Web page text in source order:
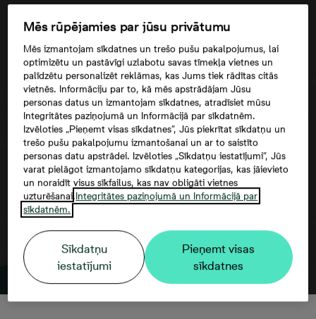
Google maps trešās puses datu
izmantošana
Mēs rūpējamies par jūsu privātumu
Mēs izmantojam sīkdatnes un trešo pušu pakalpojumus, lai
optimizētu un pastāvīgi uzlabotu savas tīmekļa vietnes un
palīdzētu personalizēt reklāmas, kas Jums tiek rādītas citās
vietnēs. Informāciju par to, kā mēs apstrādājam Jūsu
personas datus un izmantojam sīkdatnes, atradīsiet mūsu
Integritātes paziņojumā un Informācijā par sīkdatnēm.
Izvēloties „Pieņemt visas sīkdatnes”, Jūs piekrītat sīkdatņu un
trešo pušu pakalpojumu izmantošanai un ar to saistīto
personas datu apstrādei. Izvēloties „Sīkdatņu iestatījumi”, Jūs
varat pielāgot izmantojamo sīkdatņu kategorijas, kas jāievieto
un noraidīt visus sīkfailus, kas nav obligāti vietnes
uzturēšanai.Integritātes paziņojumā un Informācijā par
sīkdatnēm.
Sīkdatņu
iestatījumi
Pieņemt visas
sīkdatnes